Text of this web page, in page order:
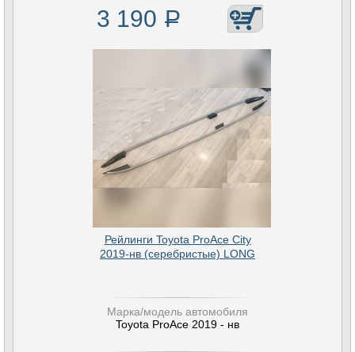
3 190 Р
Рейлинги Toyota ProAce City
2019-нв (серебристые) LONG
Марка/модель автомобиля
Toyota ProAce 2019 - нв